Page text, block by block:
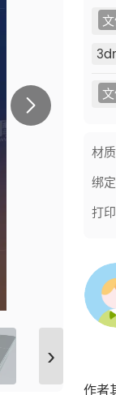
›
文
材质
绑定
打印
作者